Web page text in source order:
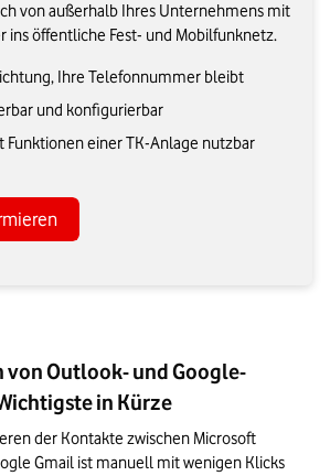
von außerhalb Ihres Unternehmens mit
ins öffentliche Fest- und Mobilfunknetz.
Ihre Telefonnummer bleibt
und konfigurierbar
Funktionen einer TK-Anlage nutzbar
Outlook- und Google-
in Kürze
der Kontakte zwischen Microsoft
Gmail ist manuell mit wenigen Klicks